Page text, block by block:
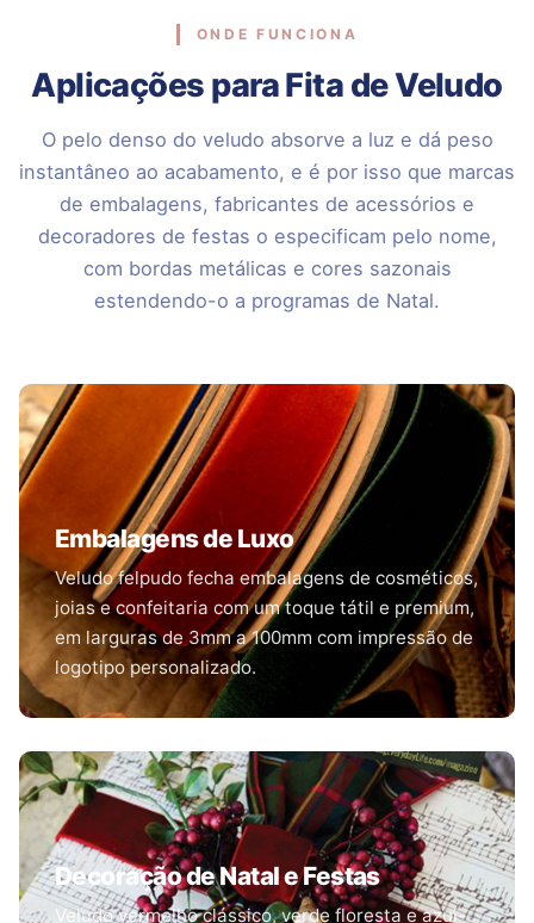
ONDE FUNCIONA
Aplicações para Fita de Veludo
O pelo denso do veludo absorve a luz e dá peso
instantâneo ao acabamento, e é por isso que marcas
de embalagens, fabricantes de acessórios e
decoradores de festas o especificam pelo nome,
com bordas metálicas e cores sazonais
estendendo-o a programas de Natal.
Embalagens de Luxo
Veludo felpudo fecha embalagens de cosméticos,
joias e confeitaria com um toque tátil e premium,
em larguras de 3mm a 100mm com impressão de
logotipo personalizado.
Decoração de Natal e Festas
Veludo vermelho clássico, verde floresta e azul-